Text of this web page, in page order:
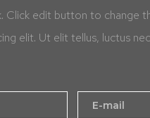
Click edit button to change
elit. Ut elit tellus, luctus